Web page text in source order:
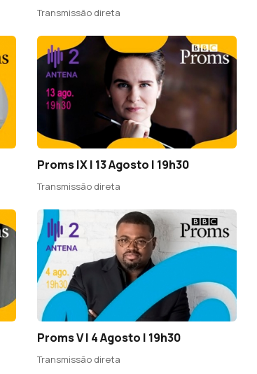
Transmissão direta
Proms IX | 13 Agosto | 19h30
Transmissão direta
Proms V | 4 Agosto | 19h30
Transmissão direta